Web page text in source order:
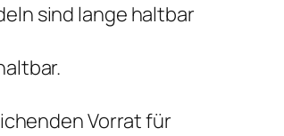
sind lange haltbar
Vorrat für